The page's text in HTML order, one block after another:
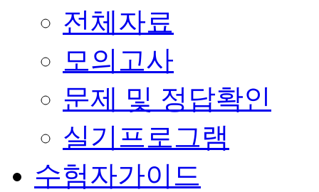
전체자료
모의고사
문제 및 정답확인
실기프로그램
수험자가이드